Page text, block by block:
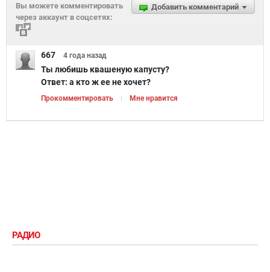
Добавить комментарий
Вы можете комментировать
через аккаунт в соцсетях:
667 4 года назад
Ты любишь квашеную капусту?
Ответ: а кто ж ее не хочет?
Прокомментировать Мне нравится
РАДИО